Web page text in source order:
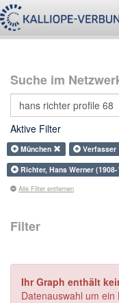
Suche im
Aktive Filter
München Verfasser
Richter, Hans Werner
Alle Filter entfernen
Filter
Ihr Graph enthält
Datenauswahl um